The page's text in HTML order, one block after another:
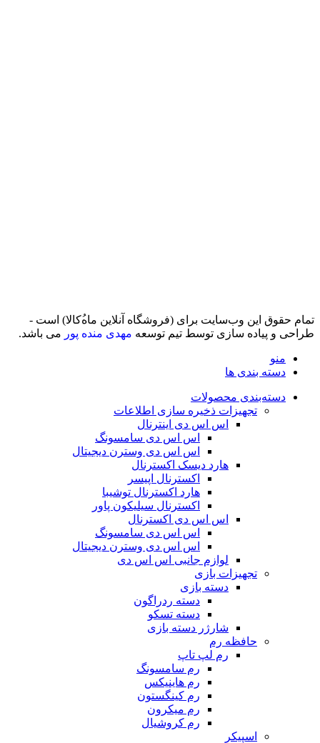
تمام حقوق اين وب‌سايت برای (فروشگاه آنلاین ماه‌‌‌‌‌‌ُکالا) است -
طراحی و پیاده سازی توسط تیم توسعه مهدی منده پور می باشد.
منو
دسته بندی ها
دسته‌بندی محصولات
تجهیزات ذخیره سازی اطلاعات
اس اس دی اینترنال
اس اس دی سامسونگ
اس اس دی وسترن دیجیتال
هارد دیسک اکسترنال
اکسترنال اپیسر
هارد اکسترنال توشیبا
اکسترنال سیلیکون پاور
اس اس دی اکسترنال
اس اس دی سامسونگ
اس اس دی وسترن دیجیتال
لوازم جانبی اس اس دی
تجهیزات بازی
دسته بازی
دسته ردراگون
دسته تسکو
شارژر دسته بازی
حافظه رم
رم لپ تاپ
رم سامسونگ
رم هاینیکس
رم کینگستون
رم میکرون
رم کروشیال
اسپیکر